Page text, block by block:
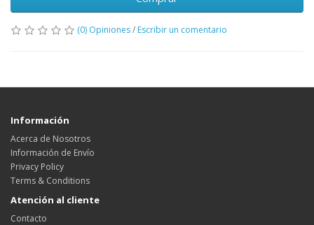
(0) Opiniones/ Escribir un comentario
Información
Acerca de Nosotros
Información de Envío
Privacy Policy
Terms & Conditions
Atención al cliente
Contacto